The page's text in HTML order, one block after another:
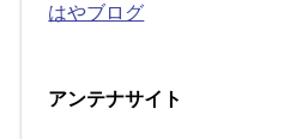
はやブログ
アンテナサイト